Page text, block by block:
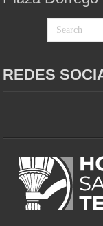
REDES